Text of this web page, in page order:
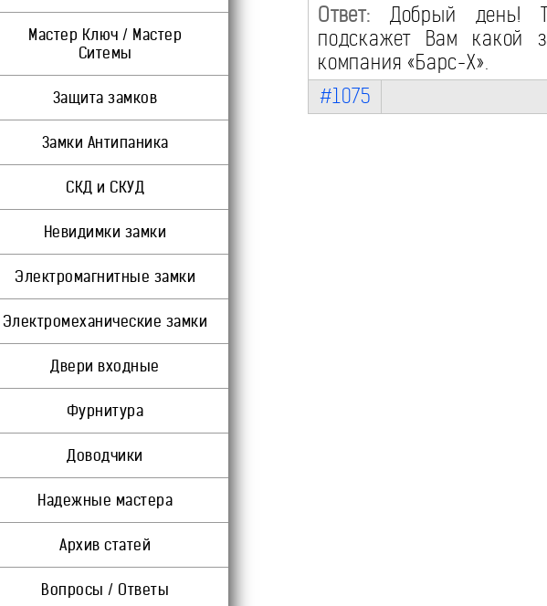
Мастер Ключ / Мастер
Ситемы
Защита замков
Замки Антипаника
СКД и СКУД
Невидимки замки
Электромагнитные замки
Электромеханические замки
Двери входные
Фурнитура
Доводчики
Надежные мастера
Архив статей
Вопросы / Ответы
Ответ: Добрый день!
подскажет Вам какой
компания «Барс-Х».
#1075